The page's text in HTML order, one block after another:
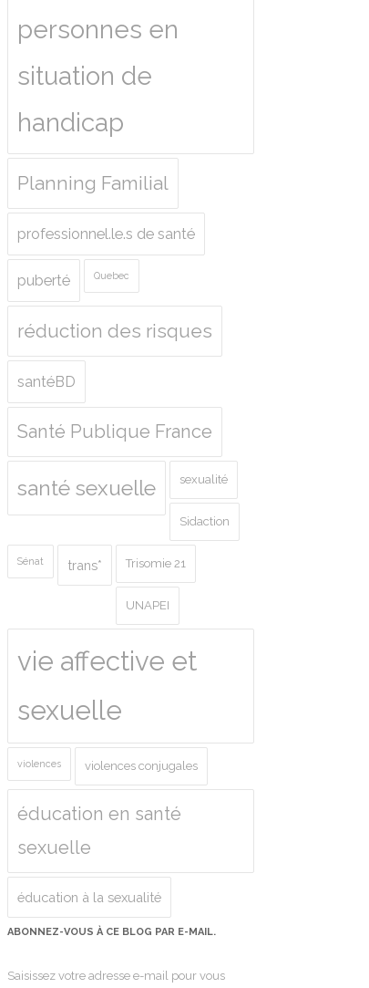
personnes en
situation de
handicap
Planning Familial
professionnel.le.s de santé
puberté Quebec
réduction des risques
santéBD
Santé Publique France
santé sexuelle sexualité
Sidaction
Sénat trans* Trisomie 21
UNAPEI
vie affective et
sexuelle
violences violences conjugales
éducation en santé
sexuelle
éducation à la sexualité
ABONNEZ-VOUS À CE BLOG PAR E-MAIL.
Saisissez votre adresse e-mail pour vous